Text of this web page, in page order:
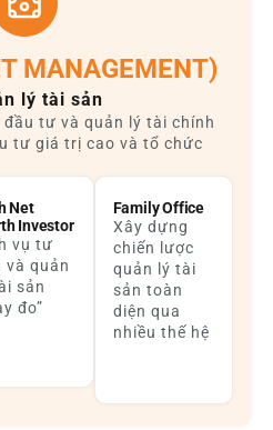
MANAGEMENT)
lý tài sản
tư và quản lý tài chính
tư giá trị cao và tổ chức
Net
Investor
vụ tư
và quản
sản
đo”
Family Office
Xây dựng
chiến lược
quản lý tài
sản toàn
diện qua
nhiều thế hệ